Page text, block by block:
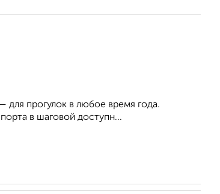
прогулок в любое время года.
в шаговой доступн...